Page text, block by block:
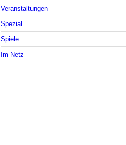
Veranstaltungen
Spezial
Spiele
Im Netz